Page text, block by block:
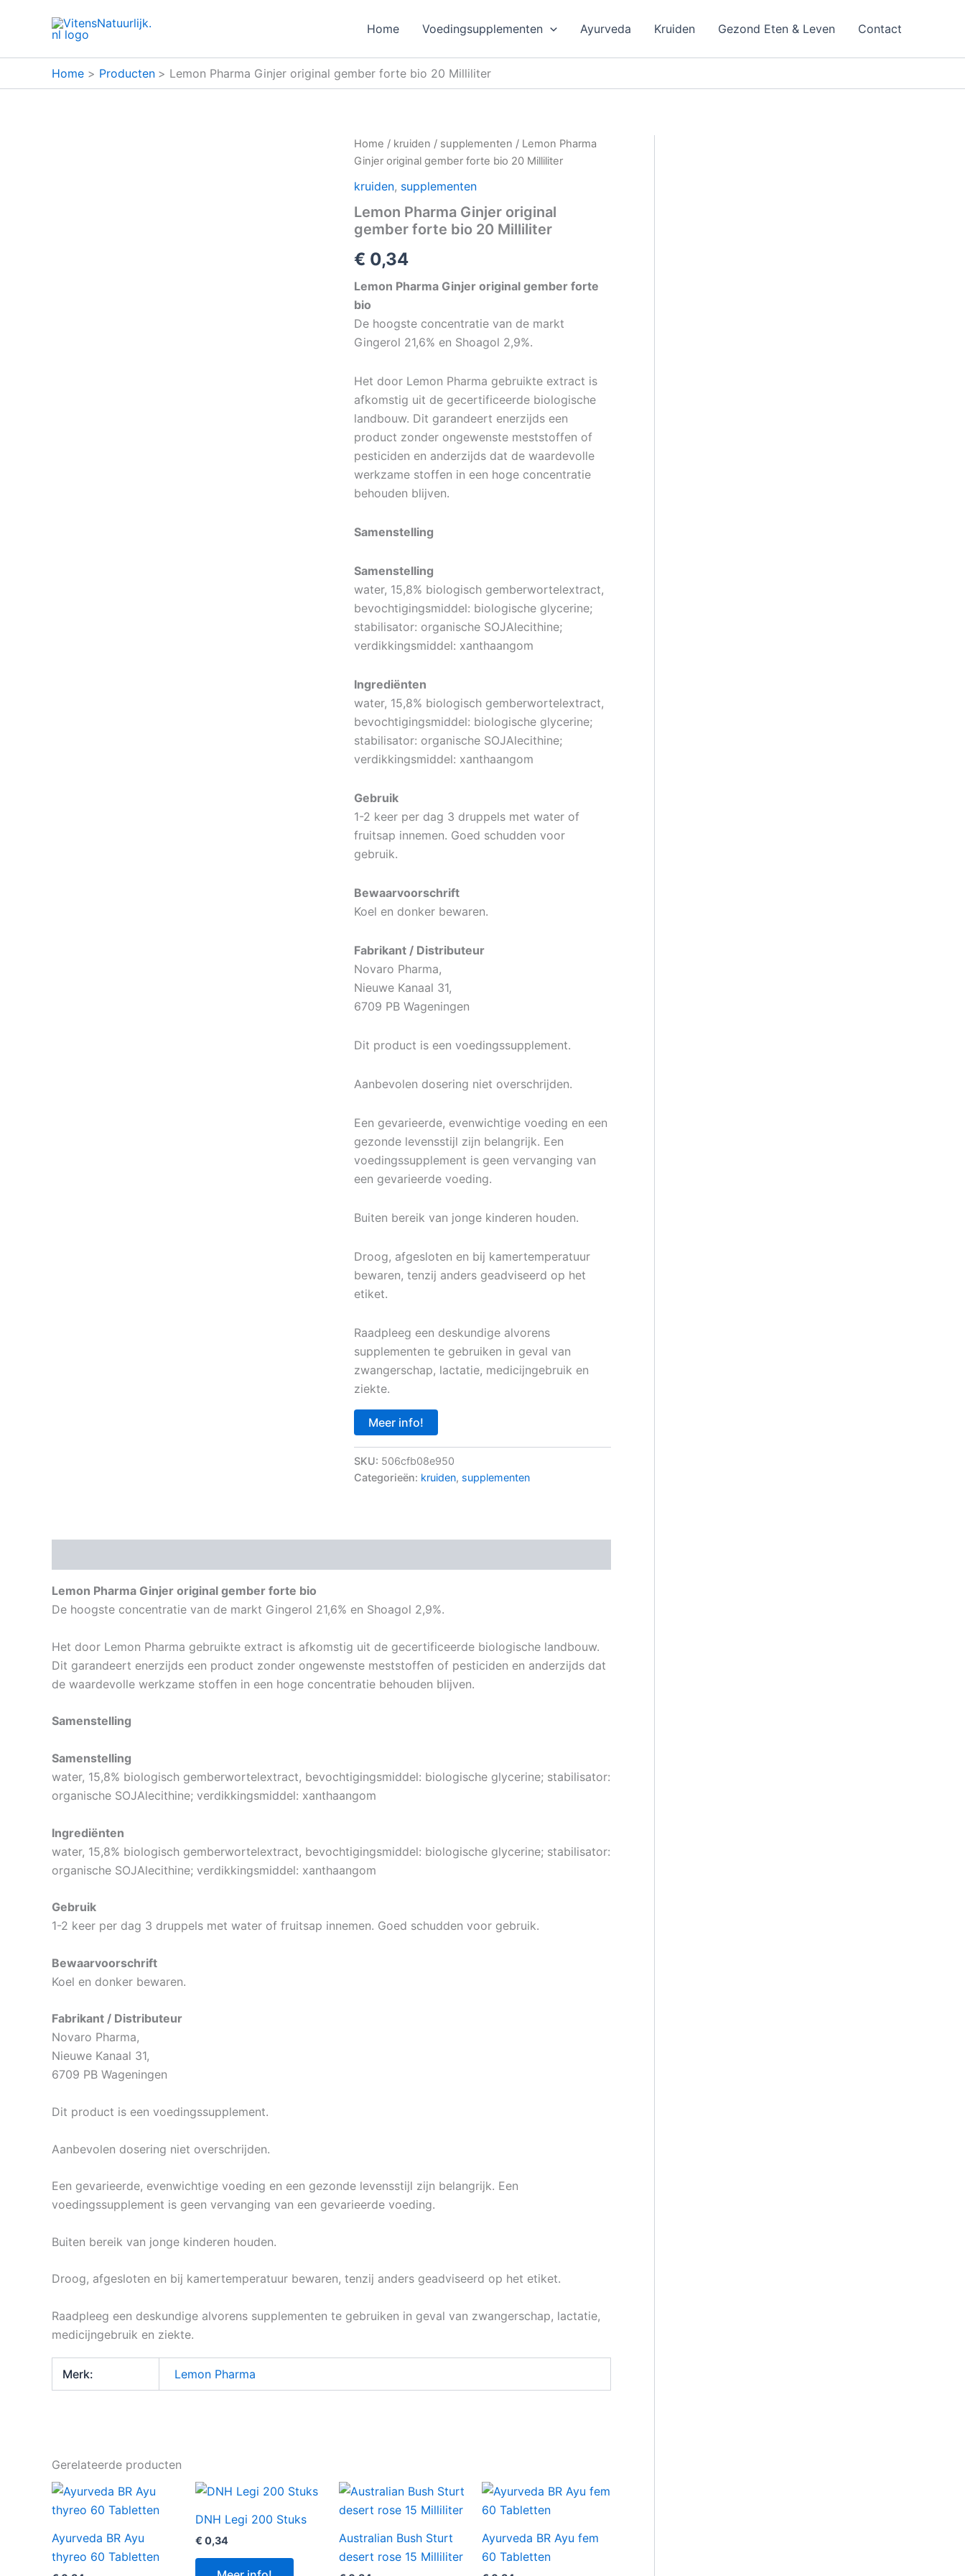
Home Voedingsupplementen Ayurveda Kruiden Gezond Eten & Leven Contact
Home Producten Lemon Pharma Ginjer original gember forte bio 20 Milliliter
Home / kruiden / supplementen / Lemon Pharma
Ginjer original gember forte bio 20 Milliliter
kruiden, supplementen
Lemon Pharma Ginjer original
gember forte bio 20 Milliliter
€ 0,34
Lemon Pharma Ginjer original gember forte
bio
De hoogste concentratie van de markt
Gingerol 21,6% en Shoagol 2,9%.
Het door Lemon Pharma gebruikte extract is
afkomstig uit de gecertificeerde biologische
landbouw. Dit garandeert enerzijds een
product zonder ongewenste meststoffen of
pesticiden en anderzijds dat de waardevolle
werkzame stoffen in een hoge concentratie
behouden blijven.
Samenstelling
Samenstelling
water, 15,8% biologisch gemberwortelextract,
bevochtigingsmiddel: biologische glycerine;
stabilisator: organische SOJAlecithine;
verdikkingsmiddel: xanthaangom
Ingrediënten
water, 15,8% biologisch gemberwortelextract,
bevochtigingsmiddel: biologische glycerine;
stabilisator: organische SOJAlecithine;
verdikkingsmiddel: xanthaangom
Gebruik
1-2 keer per dag 3 druppels met water of
fruitsap innemen. Goed schudden voor
gebruik.
Bewaarvoorschrift
Koel en donker bewaren.
Fabrikant / Distributeur
Novaro Pharma,
Nieuwe Kanaal 31,
6709 PB Wageningen
Dit product is een voedingssupplement.
Aanbevolen dosering niet overschrijden.
Een gevarieerde, evenwichtige voeding en een
gezonde levensstijl zijn belangrijk. Een
voedingssupplement is geen vervanging van
een gevarieerde voeding.
Buiten bereik van jonge kinderen houden.
Droog, afgesloten en bij kamertemperatuur
bewaren, tenzij anders geadviseerd op het
etiket.
Raadpleeg een deskundige alvorens
supplementen te gebruiken in geval van
zwangerschap, lactatie, medicijngebruik en
ziekte.
Meer info!
SKU: 506cfb08e950
Categorieën: kruiden, supplementen
Lemon Pharma Ginjer original gember forte bio
De hoogste concentratie van de markt Gingerol 21,6% en Shoagol 2,9%.
Het door Lemon Pharma gebruikte extract is afkomstig uit de gecertificeerde biologische landbouw.
Dit garandeert enerzijds een product zonder ongewenste meststoffen of pesticiden en anderzijds dat
de waardevolle werkzame stoffen in een hoge concentratie behouden blijven.
Samenstelling
Samenstelling
water, 15,8% biologisch gemberwortelextract, bevochtigingsmiddel: biologische glycerine; stabilisator:
organische SOJAlecithine; verdikkingsmiddel: xanthaangom
Ingrediënten
water, 15,8% biologisch gemberwortelextract, bevochtigingsmiddel: biologische glycerine; stabilisator:
organische SOJAlecithine; verdikkingsmiddel: xanthaangom
Gebruik
1-2 keer per dag 3 druppels met water of fruitsap innemen. Goed schudden voor gebruik.
Bewaarvoorschrift
Koel en donker bewaren.
Fabrikant / Distributeur
Novaro Pharma,
Nieuwe Kanaal 31,
6709 PB Wageningen
Dit product is een voedingssupplement.
Aanbevolen dosering niet overschrijden.
Een gevarieerde, evenwichtige voeding en een gezonde levensstijl zijn belangrijk. Een
voedingssupplement is geen vervanging van een gevarieerde voeding.
Buiten bereik van jonge kinderen houden.
Droog, afgesloten en bij kamertemperatuur bewaren, tenzij anders geadviseerd op het etiket.
Raadpleeg een deskundige alvorens supplementen te gebruiken in geval van zwangerschap, lactatie,
medicijngebruik en ziekte.
Merk: Lemon Pharma
Gerelateerde producten
Ayurveda BR Ayu
thyreo 60 Tabletten
DNH Legi 200 Stuks
€ 0,34
Australian Bush Sturt
desert rose 15 Milliliter
Ayurveda BR Ayu fem
60 Tabletten